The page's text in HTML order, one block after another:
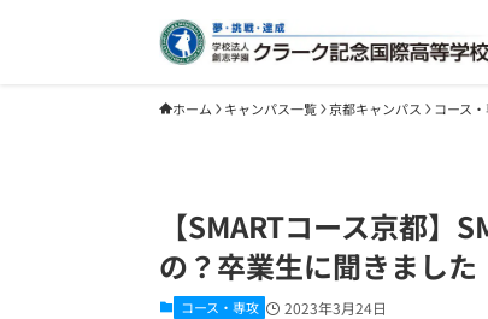
ホーム キャンパス一覧 京都キャンパス コース
【SMARTコース京都】
の？卒業生に聞きました
コース・専攻 2023年3月24日